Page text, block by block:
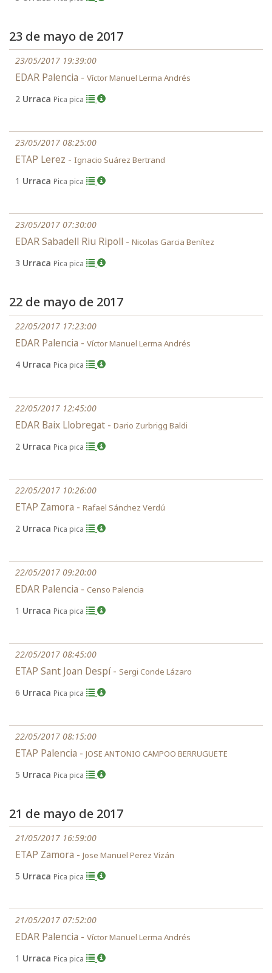
23 de mayo de 2017
23/05/2017 19:39:00
EDAR Palencia - Víctor Manuel Lerma Andrés
2 Urraca Pica pica
23/05/2017 08:25:00
ETAP Lerez - Ignacio Suárez Bertrand
1 Urraca Pica pica
23/05/2017 07:30:00
EDAR Sabadell Riu Ripoll - Nicolas Garcia Benítez
3 Urraca Pica pica
22 de mayo de 2017
22/05/2017 17:23:00
EDAR Palencia - Víctor Manuel Lerma Andrés
4 Urraca Pica pica
22/05/2017 12:45:00
EDAR Baix Llobregat - Dario Zurbrigg Baldi
2 Urraca Pica pica
22/05/2017 10:26:00
ETAP Zamora - Rafael Sánchez Verdú
2 Urraca Pica pica
22/05/2017 09:20:00
EDAR Palencia - Censo Palencia
1 Urraca Pica pica
22/05/2017 08:45:00
ETAP Sant Joan Despí - Sergi Conde Lázaro
6 Urraca Pica pica
22/05/2017 08:15:00
ETAP Palencia - JOSE ANTONIO CAMPOO BERRUGUETE
5 Urraca Pica pica
21 de mayo de 2017
21/05/2017 16:59:00
ETAP Zamora - Jose Manuel Perez Vizán
5 Urraca Pica pica
21/05/2017 07:52:00
EDAR Palencia - Víctor Manuel Lerma Andrés
1 Urraca Pica pica